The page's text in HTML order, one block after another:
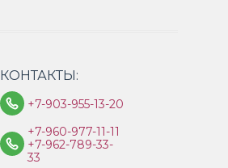
КОНТАКТЫ:
+7-903-955-13-20
+7-960-977-11-11
+7-962-789-33-
33